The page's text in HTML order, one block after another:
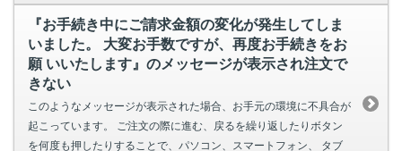
『お手続き中にご請求金額の変化が発生してしま
いました。 大変お手数ですが、再度お手続きをお
願 いいたします』のメッセージが表示され注文で
きない
このようなメッセージが表示された場合、お手元の環境に不具合が
起こっています。 ご注文の際に進む、戻るを繰り返したりボタン
を何度も押したりすることで、パソコン、スマートフォン、 タブ